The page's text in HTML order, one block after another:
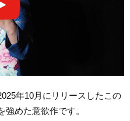
年10月にリリースしたこの
めた意欲作です。